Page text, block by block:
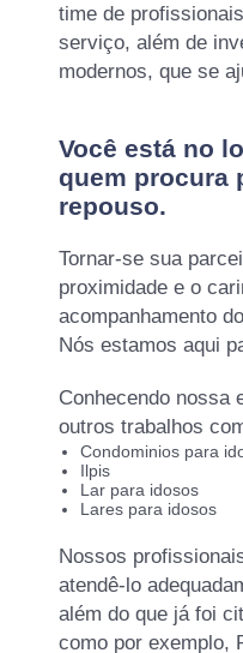
time de
serviço, além de
modernos, que se
Você está no
quem procura
repouso.
Tornar-se sua
proximidade e o
acompanhamento
Nós estamos aqui
Conhecendo nossa
outros trabalhos
Condominios para
Ilpis
Lar para idosos
Lares para idosos
Nossos
atendê-lo
além do que já foi
como por exemplo,